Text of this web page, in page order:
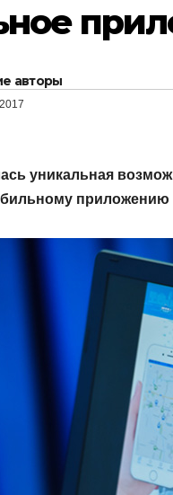
авторы
уникальная